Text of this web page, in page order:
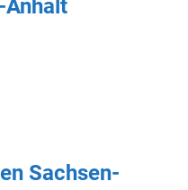
Anhalt
Sachsen-